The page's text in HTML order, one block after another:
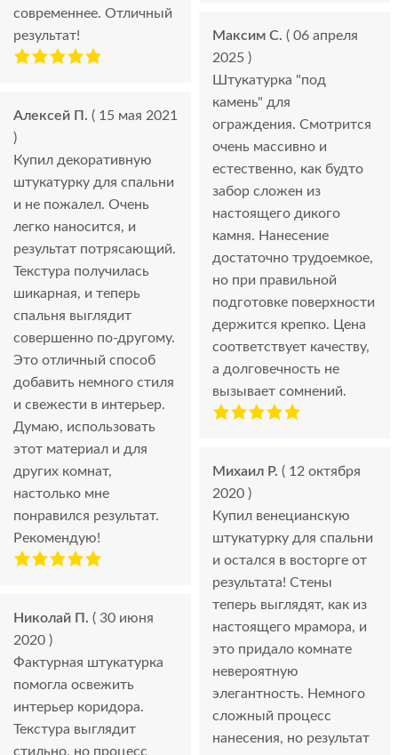
современнее. Отличный
результат!
Алексей П. ( 15 мая 2021
)
Купил декоративную
штукатурку для спальни
и не пожалел. Очень
легко наносится, и
результат потрясающий.
Текстура получилась
шикарная, и теперь
спальня выглядит
совершенно по-другому.
Это отличный способ
добавить немного стиля
и свежести в интерьер.
Думаю, использовать
этот материал и для
других комнат,
настолько мне
понравился результат.
Рекомендую!
Николай П. ( 30 июня
2020 )
Фактурная штукатурка
помогла освежить
интерьер коридора.
Текстура выглядит
стильно, но процесс
Максим С. ( 06 апреля
2025 )
Штукатурка "под
камень" для
ограждения. Смотрится
очень массивно и
естественно, как будто
забор сложен из
настоящего дикого
камня. Нанесение
достаточно трудоемкое,
но при правильной
подготовке поверхности
держится крепко. Цена
соответствует качеству,
а долговечность не
вызывает сомнений.
Михаил Р. ( 12 октября
2020 )
Купил венецианскую
штукатурку для спальни
и остался в восторге от
результата! Стены
теперь выглядят, как из
настоящего мрамора, и
это придало комнате
невероятную
элегантность. Немного
сложный процесс
нанесения, но результат